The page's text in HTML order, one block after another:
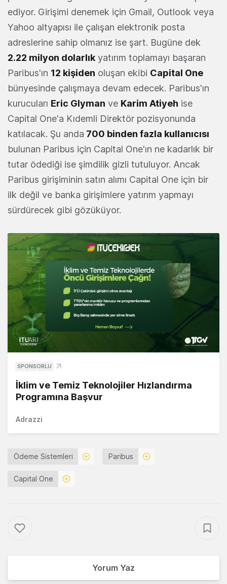
ediyor. Girişimi denemek için Gmail, Outlook veya
Yahoo altyapısı ile çalışan elektronik posta
adreslerine sahip olmanız ise şart. Bugüne dek
2.22 milyon dolarlık yatırım toplamayı başaran
Paribus'ın 12 kişiden oluşan ekibi Capital One
bünyesinde çalışmaya devam edecek. Paribus'ın
kurucuları Eric Glyman ve Karim Atiyeh ise
Capital One'a Kıdemli Direktör pozisyonunda
katılacak. Şu anda 700 binden fazla kullanıcısı
bulunan Paribus için Capital One'ın ne kadarlık bir
tutar ödediği ise şimdilik gizli tutuluyor. Ancak
Paribus girişiminin satın alımı Capital One için bir
ilk değil ve banka girişimlere yatırım yapmayı
sürdürecek gibi gözüküyor.
SPONSORLU
İklim ve Temiz Teknolojiler Hızlandırma
Programına Başvur
Adrazzi
Ödeme Sistemleri Paribus
Capital One
Yorum Yaz